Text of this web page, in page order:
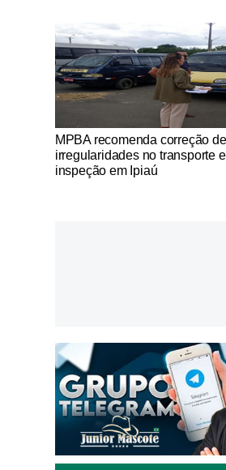
Notícias Católicas
MPBA recomenda correção de
irregularidades no transporte
inspeção em Ipiaú